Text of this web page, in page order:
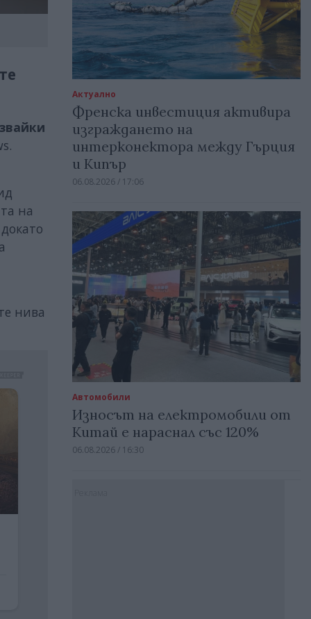
на
нива
Актуално
Френска инвестиция активира
изграждането на
интерконектора между Гърция
и Кипър
06.08.2026 / 17:06
Автомобили
Износът на електромобили от
Китай е нараснал със 120%
06.08.2026 / 16:30